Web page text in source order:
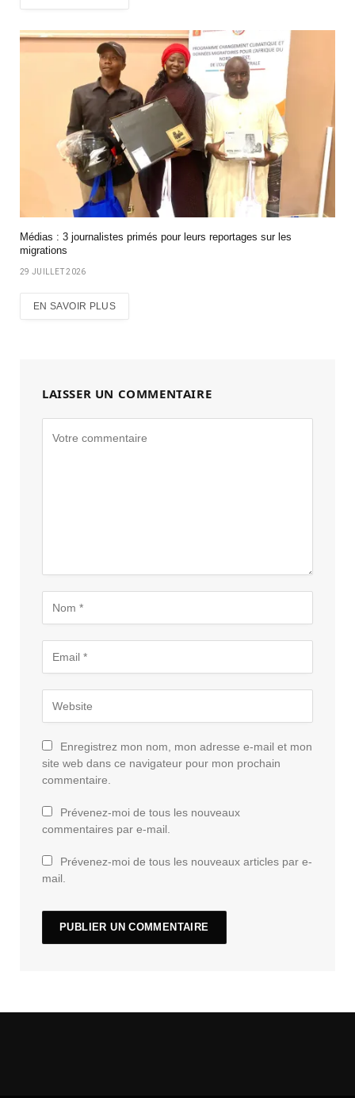
Médias : 3 journalistes primés pour leurs reportages sur les
migrations
29 JUILLET 2026
EN SAVOIR PLUS
LAISSER UN COMMENTAIRE
Enregistrez mon nom, mon adresse e-mail et mon
site web dans ce navigateur pour mon prochain
commentaire.
Prévenez-moi de tous les nouveaux
commentaires par e-mail.
Prévenez-moi de tous les nouveaux articles par e-
mail.